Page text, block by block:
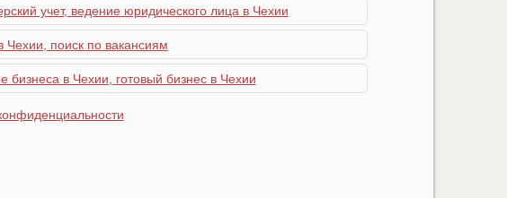
учет, ведение юридического лица в Чехии
Чехии, поиск по вакансиям
бизнеса в Чехии, готовый бизнес в Чехии